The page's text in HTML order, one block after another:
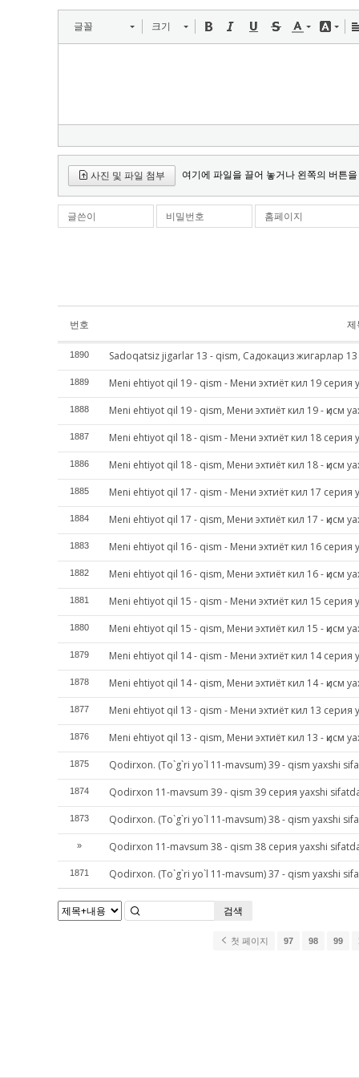
글꼴 크기
사진 및 파일 첨부 여기에 파일을 끌어 놓거나 왼쪽의 버튼
글쓴이 비밀번호 홈페이지
번호 제
1890 Sadoqatsiz jigarlar 13 - qism, Садокациз жигарлар
1889 Meni ehtiyot qil 19 - qism - Мени эхтиёт кил 19
1888 Meni ehtiyot qil 19 - qism, Мени эхтиёт кил 19 - қисм
1887 Meni ehtiyot qil 18 - qism - Мени эхтиёт кил 18
1886 Meni ehtiyot qil 18 - qism, Мени эхтиёт кил 18 - қисм
1885 Meni ehtiyot qil 17 - qism - Мени эхтиёт кил 17
1884 Meni ehtiyot qil 17 - qism, Мени эхтиёт кил 17 - қисм
1883 Meni ehtiyot qil 16 - qism - Мени эхтиёт кил 16
1882 Meni ehtiyot qil 16 - qism, Мени эхтиёт кил 16 - қисм
1881 Meni ehtiyot qil 15 - qism - Мени эхтиёт кил 15
1880 Meni ehtiyot qil 15 - qism, Мени эхтиёт кил 15 - қисм
1879 Meni ehtiyot qil 14 - qism - Мени эхтиёт кил 14
1878 Meni ehtiyot qil 14 - qism, Мени эхтиёт кил 14 - қисм
1877 Meni ehtiyot qil 13 - qism - Мени эхтиёт кил 13
1876 Meni ehtiyot qil 13 - qism, Мени эхтиёт кил 13 - қисм
1875 Qodirxon. (To`g`ri yo`l 11-mavsum) 39 - qism yaxshi
1874 Qodirxon 11-mavsum 39 - qism 39 серия yaxshi
1873 Qodirxon. (To`g`ri yo`l 11-mavsum) 38 - qism yaxshi
» Qodirxon 11-mavsum 38 - qism 38 серия yaxshi
1871 Qodirxon. (To`g`ri yo`l 11-mavsum) 37 - qism yaxshi
검색
첫 페이지 97 98 99